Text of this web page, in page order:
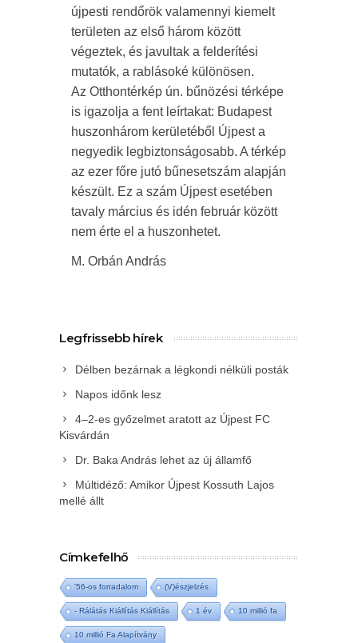
újpesti rendőrök valamennyi kiemelt
területen az első három között
végeztek, és javultak a felderítési
mutatók, a rablásoké különösen.
Az Otthontérkép ún. bűnözési térképe
is igazolja a fent leírtakat: Budapest
huszonhárom kerületéből Újpest a
negyedik legbiztonságosabb. A térkép
az ezer főre jutó bűnesetszám alapján
készült. Ez a szám Újpest esetében
tavaly március és idén február között
nem érte el a huszonhetet.
M. Orbán András
Legfrissebb hírek
Délben bezárnak a légkondi nélküli posták
Napos időnk lesz
4–2-es győzelmet aratott az Újpest FC
Kisvárdán
Dr. Baka András lehet az új államfő
Múltidéző: Amikor Újpest Kossuth Lajos
mellé állt
Címkefelhő
'56-os forradalom (V)észjelzés
- Rálátás Kiállítás Kiállítás 1 év 10 millió fa
10 millió Fa Alapítvány